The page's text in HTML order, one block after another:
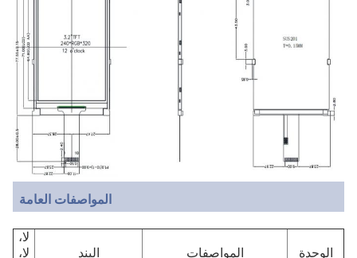
المواصفات العامة
لا،
لا،
البند المواصفات الوحدة